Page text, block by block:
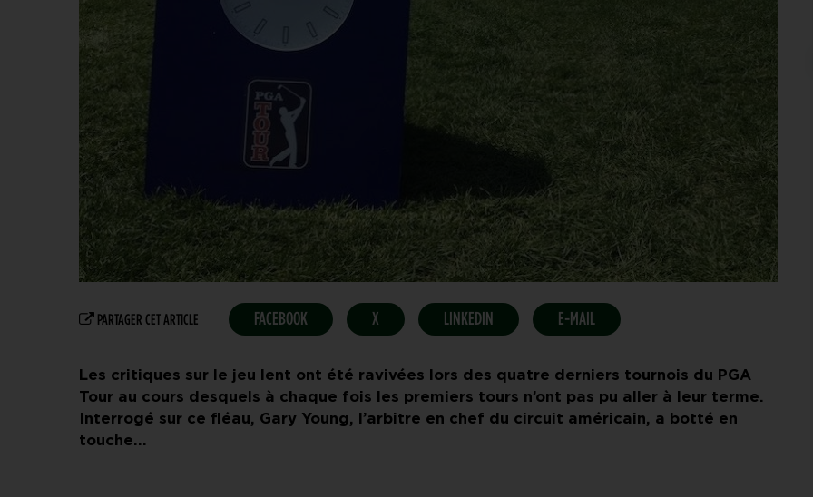
PARTAGER CET ARTICLE FACEBOOK X LINKEDIN E-MAIL
Les critiques sur le jeu lent ont été ravivées lors des quatre derniers tournois du PGA
Tour au cours desquels à chaque fois les premiers tours n’ont pas pu aller à leur terme.
Interrogé sur ce fléau, Gary Young, l’arbitre en chef du circuit américain, a botté en
touche…